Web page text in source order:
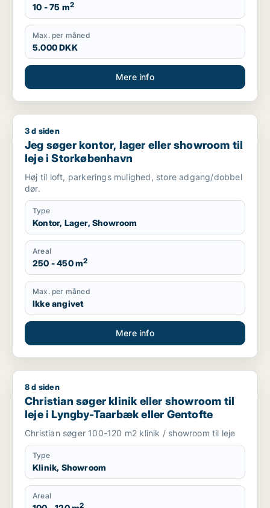
10 - 75 m2
Max. per måned
5.000 DKK
Mere info
Jeg søger kontor, lager eller showroom til leje i
3 d siden
Jeg søger kontor, lager eller showroom til
leje i Storkøbenhavn
Høj til loft, parkerings mulighed, store adgang/dobbel
dør.
Type
Kontor, Lager, Showroom
Areal
250 - 450 m2
Max. per måned
Ikke angivet
Mere info
Christian søger klinik eller showroom til leje i Lyngby-
8 d siden
Christian søger klinik eller showroom til
leje i Lyngby-Taarbæk eller Gentofte
Christian søger 100-120 m2 klinik / showroom til leje
Type
Klinik, Showroom
Areal
2